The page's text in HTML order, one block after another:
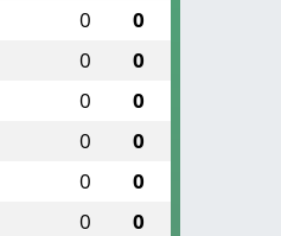
0 0
0 0
0 0
0 0
0 0
0 0